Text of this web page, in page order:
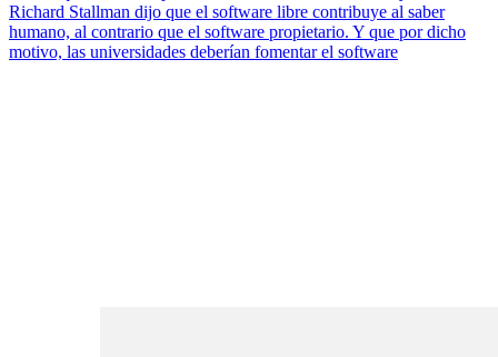
Richard Stallman dijo que el software libre contribuye al saber
humano, al contrario que el software propietario. Y que por dicho
motivo, las universidades deberían fomentar el software